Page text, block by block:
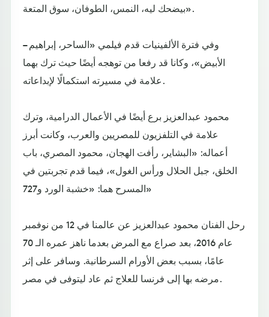
بيضحك ليه، النمس، الطوفان، سوق المتعة».
– وفي فترة الألفينيات قدم فيلمي «الساحر، إبراهيم
الأبيض»، وكانا قد رفعا من توهجه أيضًا حيث ترك بهما
علامة في مسيرته استكمالًا لإبداعاته.
محمود عبدالعزيز برع أيضًا في الأعمال الدرامية، وترك
علامة في التلفزيون للمصريين والعرب، وكانت أبرز
أعماله: «البشاير، رأفت الهجان، محمود المصري، باب
الخلق، جبل الحلال ورأس الغول»، فيما قدم تجربتين في
المسرح هما: «خشبة الورد و727»
رحل الفنان محمود عبدالعزيز عن عالمنا في 12 من نوفمبر
عام 2016، بعد صراع مع المرض بعدما ناهز عمره الـ 70
عامًا، بسبب بعض الأورام السرطانية. وسافر على إثر
مرضه بها إلى فرنسا للعلاج ثم عاد ليتوفى في مصر.